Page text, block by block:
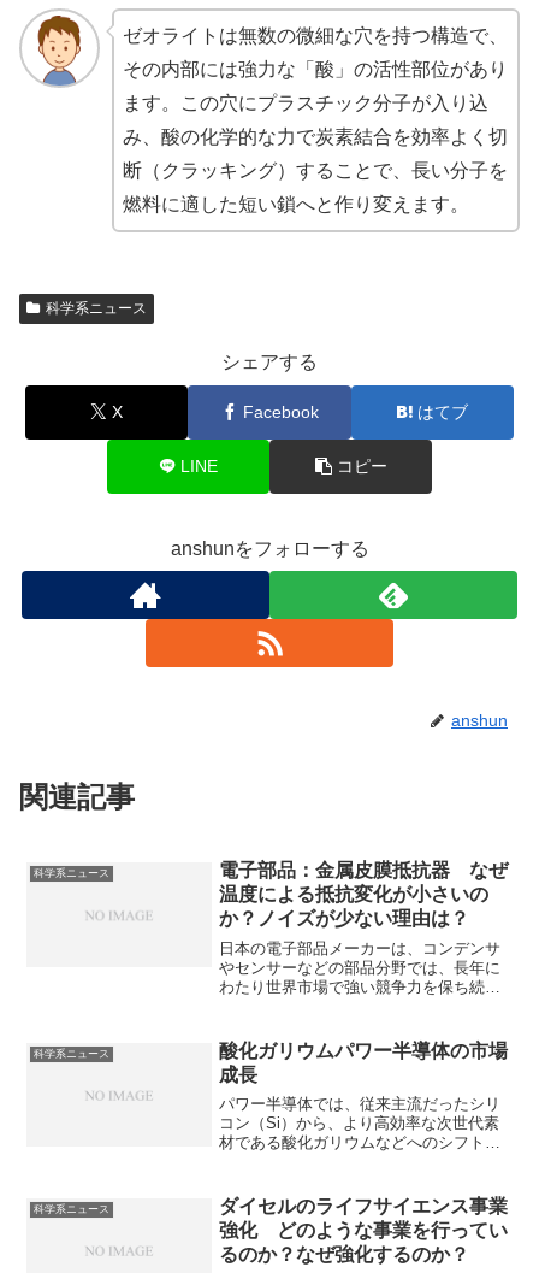
ゼオライトは無数の微細な穴を持つ構造で、
その内部には強力な「酸」の活性部位があり
ます。この穴にプラスチック分子が入り込
み、酸の化学的な力で炭素結合を効率よく切
断（クラッキング）することで、長い分子を
燃料に適した短い鎖へと作り変えます。
科学系ニュース
シェアする
X Facebook はてブ
LINE コピー
anshunをフォローする
anshun
関連記事
科学系ニュース
電子部品：金属皮膜抵抗器 なぜ
温度による抵抗変化が小さいの
か？ノイズが少ない理由は？
日本の電子部品メーカーは、コンデンサ
やセンサーなどの部品分野では、長年に
わたり世界市場で強い競争力を保ち続け
した電子部品で炭素皮膜抵抗器よりも高
精度で安定しており、温度変化による抵
抗値の変動が少ないのが特徴です。温度
による抵抗変化が小さい理由やノイズが
少ない理由を知ることができます。
科学系ニュース
酸化ガリウムパワー半導体の市場
成長
パワー半導体では、従来主流だったシリ
コン（Si）から、より高効率な次世代素
材である酸化ガリウムなどへのシフトが
型実現が難しいのか知ることができま
す。
科学系ニュース
ダイセルのライフサイエンス事業
強化 どのような事業を行ってい
るのか？なぜ強化するのか？